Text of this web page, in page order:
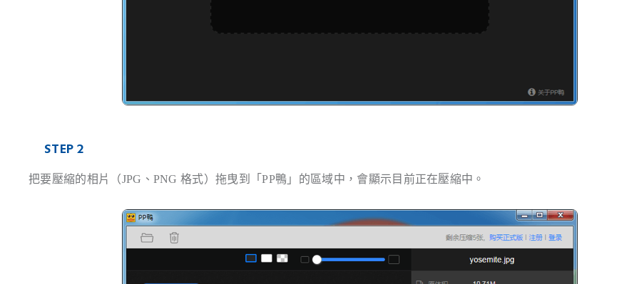
STEP 2
把要壓縮的相片（JPG、PNG 格式）拖曳到「PP鴨」的區域中，會顯示目前正在壓縮中。